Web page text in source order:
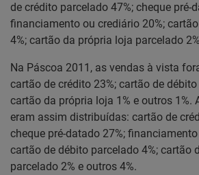
de crédito parcelado 47%; cheque pré-
financiamento ou crediário 20%;
4%; cartão da própria loja parcelado
Na Páscoa 2011, as vendas à vista
cartão de crédito 23%; cartão de débito
cartão da própria loja 1% e outros 1%.
eram assim distribuídas: cartão de
cheque pré-datado 27%;
cartão de débito parcelado 4%; cartão
parcelado 2% e outros 4%.